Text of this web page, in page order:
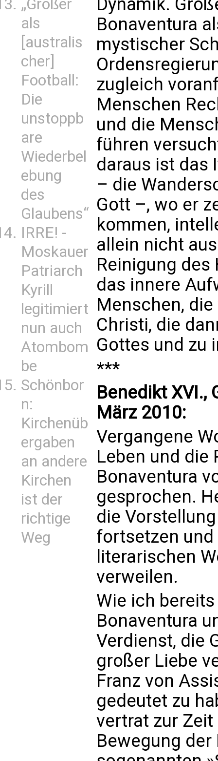
„Größer
als
[australis
cher]
Football:
Die
unstoppb
are
Wiederbel
ebung
des
Glaubens“
IRRE! -
Moskauer
Patriarch
Kyrill
legitimiert
nun auch
Atombom
be
Schönbor
n:
Kirchenüb
ergaben
an andere
Kirchen
ist der
richtige
Weg
Bonaventura
mystischer
zugleich
Menschen
und die
führen
daraus ist das
– die
Gott –, wo er
kommen,
allein nicht
Reinigung
das innere
Menschen,
Christi, die
Gottes und zu
***
Benedikt XVI.,
März 2010:
Vergangene
Leben und die
Bonaventura
gesprochen.
die
fortsetzen und
literarischen
verweilen.
Wie ich
Bonaventura
Verdienst, die
großer Liebe
Franz von
gedeutet zu
vertrat zur
Bewegung